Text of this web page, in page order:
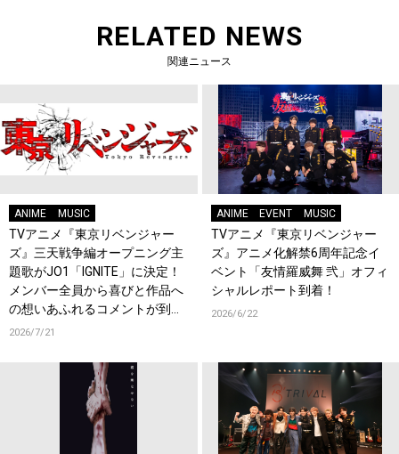
RELATED NEWS
関連ニュース
ANIME MUSIC
TVアニメ『東京リベンジャー
ズ』三天戦争編オープニング主
題歌がJO1「IGNITE」に決定！
メンバー全員から喜びと作品へ
の想いあふれるコメントが到
着！9月に東京・大阪で先行上
2026/7/21
ANIME EVENT MUSIC
TVアニメ『東京リベンジャー
ズ』アニメ化解禁6周年記念イ
ベント「友情羅威舞 弐」オフィ
シャルレポート到着！
2026/6/22